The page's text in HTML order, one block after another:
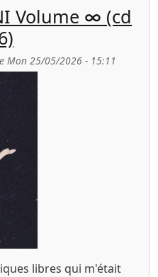
Volume ∞ (cd
Mon 25/05/2026 - 15:11
libres qui m'était